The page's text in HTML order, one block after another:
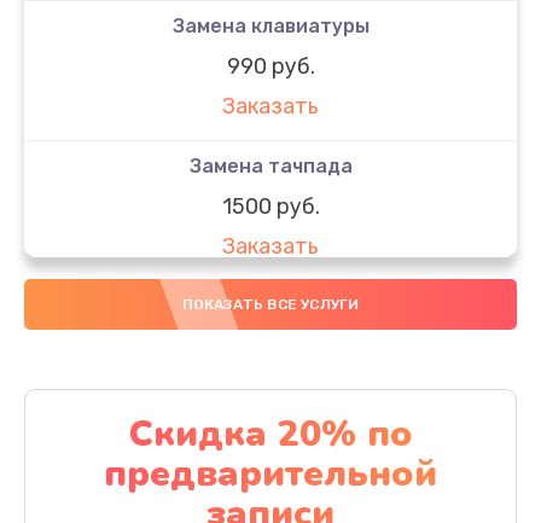
Замена клавиатуры
990 руб.
Заказать
Замена тачпада
1500 руб.
Заказать
Замена южного моста
Заказать
Чистка от пыли
1060 руб.
ПОКАЗАТЬ ВСЕ УСЛУГИ
Скидка 20% по
предварительной